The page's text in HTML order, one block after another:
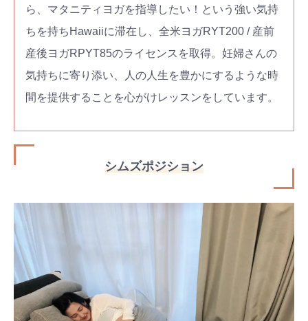
ら、マタニティヨガを指導したい！という強い気持
ちを持ちHawaiiに滞在し、全米ヨガRYT200 / 産前
産後ヨガRPYT85のライセンスを取得。妊婦さんの
気持ちに寄り添い、人の人生を豊かにするような時
間を提供することを心がけレッスンをしています。
シムズポジション